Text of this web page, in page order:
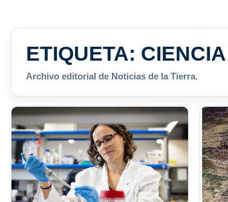
ETIQUETA:
Archivo editorial de Noticias de la Tierra.